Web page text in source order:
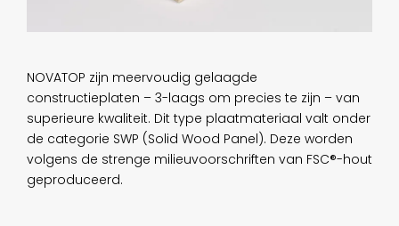
NOVATOP zijn meervoudig gelaagde
constructieplaten – 3-laags om precies te zijn – van
superieure kwaliteit. Dit type plaatmateriaal valt onder
de categorie SWP (Solid Wood Panel). Deze worden
volgens de strenge milieuvoorschriften van FSC®-hout
geproduceerd.